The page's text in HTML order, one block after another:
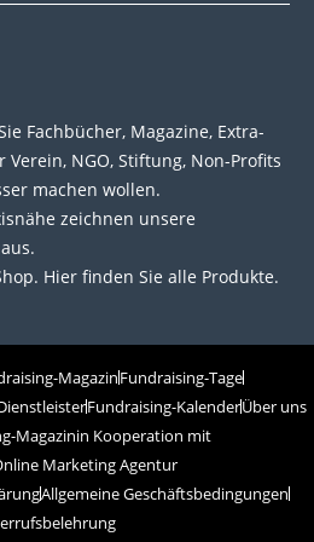
Fachbücher, Magazine, Extra-
NGO, Stiftung, Non-Profits
machen wollen.
zeichnen unsere
Hier finden Sie alle Produkte.
MagazinFundraising-Tage
Fundraising-KalenderÜber uns
Magazinin Kooperation mit
Marketing Agentur
Allgemeine Geschäftsbedingungen